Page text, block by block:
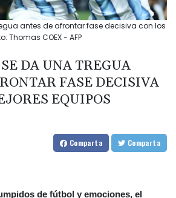
antes de afrontar fase decisiva con los
Thomas COEX - AFP
DA UNA TREGUA
FASE DECISIVA
EQUIPOS
Comparta Comparta
de fútbol y emociones, el